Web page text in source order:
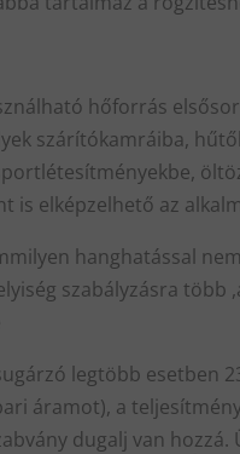
hőforrás
szárítókamráiba,
is elképzelhető az
hanghatással
szabályzásra
legtöbb esetben
áramot), a
dugalj van hozzá.